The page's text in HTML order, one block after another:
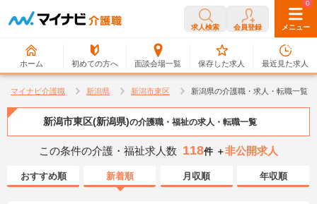
求人検索 会員登録 メニュー
ホーム 初めての方へ 面談会場一覧
0
保存した求人
0
最近見た求人
マイナビ介護職 新潟県 新潟市東区 新潟県の介護職・求人・転職一覧
新潟市東区(新潟県)の介護職・福祉の求人・転職一覧
この条件の介護・福祉求人数 118件 ＋非公開求人
おすすめ順 新着順 月収順 年収順